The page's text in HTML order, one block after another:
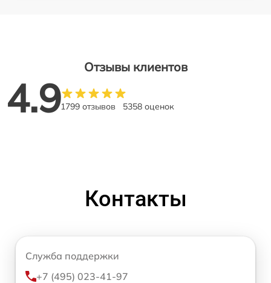
Отзывы клиентов
4.91799 отзывов 5358 оценок
Контакты
Служба поддержки
+7 (495) 023-41-97